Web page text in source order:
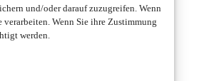
und/oder darauf zuzugreifen. Wenn
Wenn Sie ihre Zustimmung
werden.